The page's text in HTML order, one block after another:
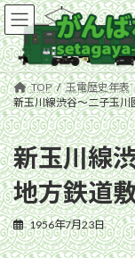
コ
ン
テ
ン
ツ
へ
ス
キ
ッ
プ
ナ
ビ
ゲ
ー
シ
ョ
ン
に
移
動
TOP
玉電歴史年表
新玉川線渋谷〜二子玉
新玉川線
地方鉄道
1956年7月23日